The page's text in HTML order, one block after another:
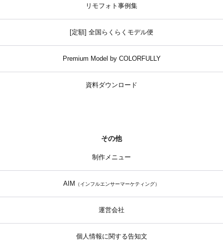
リモフォト事例集
[定額] 全国らくらくモデル便
Premium Model by COLORFULLY
資料ダウンロード
その他
制作メニュー
AIM （インフルエンサーマーケティング）
運営会社
個人情報に関する告知文